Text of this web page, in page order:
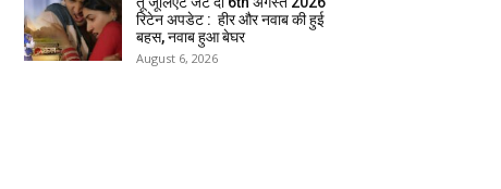
रिटेन अपडेट : हीर और नवाब की हुई
बहस, नवाब हुआ बेघर
August 6, 2026